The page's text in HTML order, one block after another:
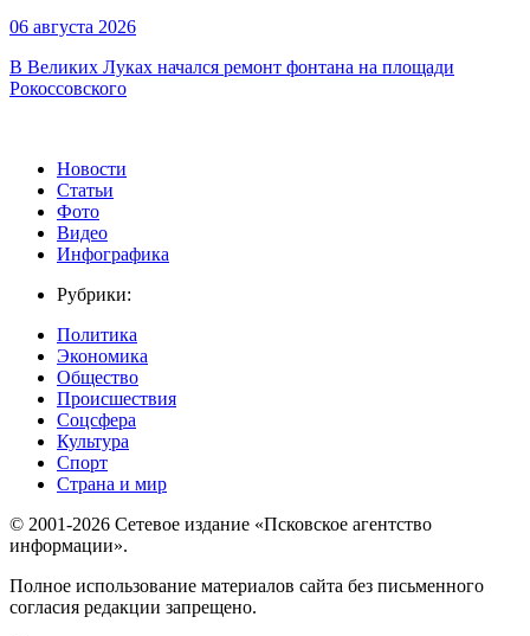
06 августа 2026
В Великих Луках начался ремонт фонтана на площади
Рокоссовского
Новости
Статьи
Фото
Видео
Инфографика
Рубрики:
Политика
Экономика
Общество
Происшествия
Соцсфера
Культура
Спорт
Страна и мир
© 2001-2026 Сетевое издание «Псковское агентство
информации».
Полное использование материалов сайта без письменного
согласия редакции запрещено.